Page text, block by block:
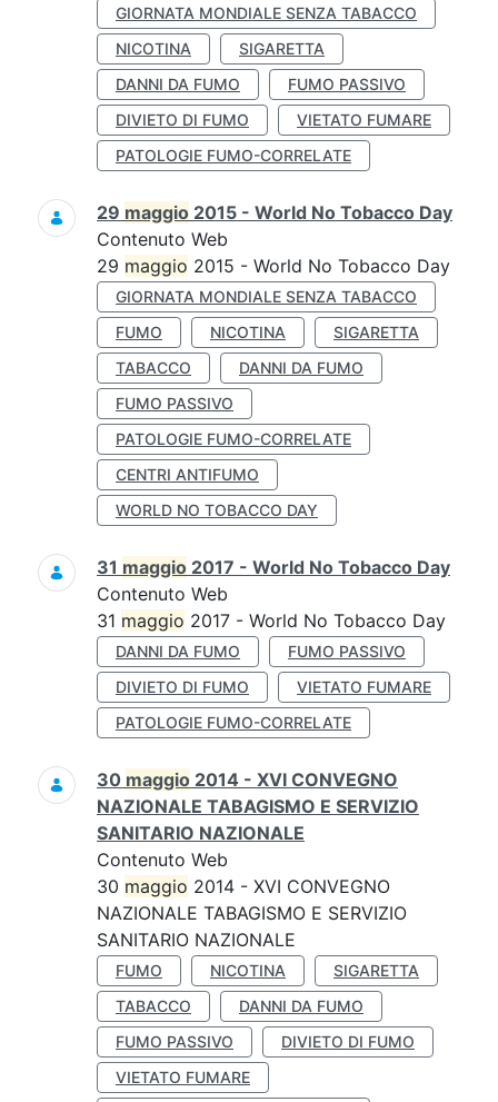
GIORNATA MONDIALE SENZA TABACCO
NICOTINA
SIGARETTA
DANNI DA FUMO
FUMO PASSIVO
DIVIETO DI FUMO
VIETATO FUMARE
PATOLOGIE FUMO-CORRELATE
29 maggio 2015 - World No Tobacco Day
Contenuto Web
29 maggio 2015 - World No Tobacco Day
GIORNATA MONDIALE SENZA TABACCO
FUMO
NICOTINA
SIGARETTA
TABACCO
DANNI DA FUMO
FUMO PASSIVO
PATOLOGIE FUMO-CORRELATE
CENTRI ANTIFUMO
WORLD NO TOBACCO DAY
31 maggio 2017 - World No Tobacco Day
Contenuto Web
31 maggio 2017 - World No Tobacco Day
DANNI DA FUMO
FUMO PASSIVO
DIVIETO DI FUMO
VIETATO FUMARE
PATOLOGIE FUMO-CORRELATE
30 maggio 2014 - XVI CONVEGNO
NAZIONALE TABAGISMO E SERVIZIO
SANITARIO NAZIONALE
Contenuto Web
30 maggio 2014 - XVI CONVEGNO
NAZIONALE TABAGISMO E SERVIZIO
SANITARIO NAZIONALE
FUMO NICOTINA
SIGARETTA
TABACCO
DANNI DA FUMO
FUMO PASSIVO
DIVIETO DI FUMO
VIETATO FUMARE